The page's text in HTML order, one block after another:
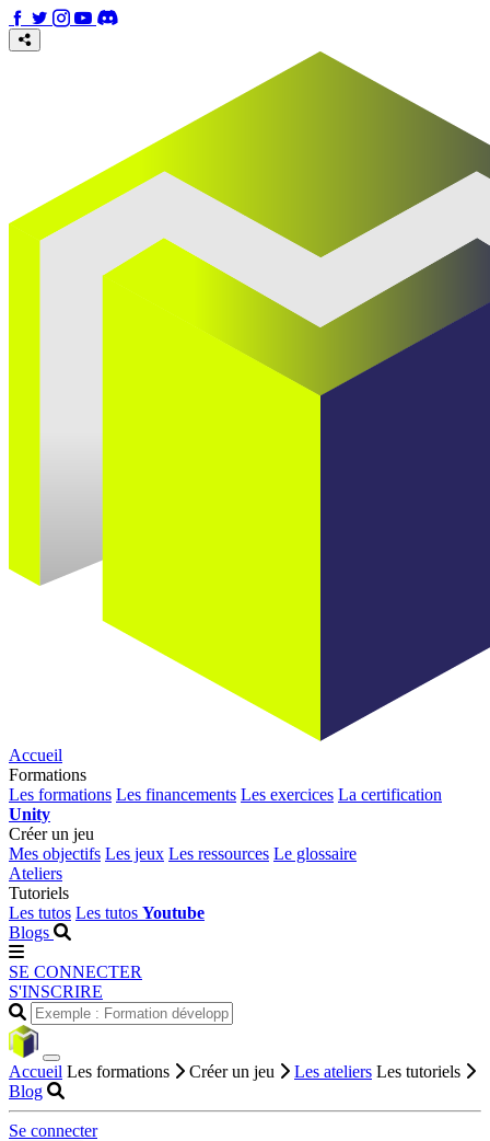
Accueil
Formations
Les formations Les financements Les exercices La certification
Unity
Créer un jeu
Mes objectifs Les jeux Les ressources Le glossaire
Ateliers
Tutoriels
Les tutos Les tutos Youtube
Blogs
SE CONNECTER
S'INSCRIRE
Accueil Les formations Créer un jeu Les ateliers Les tutoriels
Blog
Se connecter